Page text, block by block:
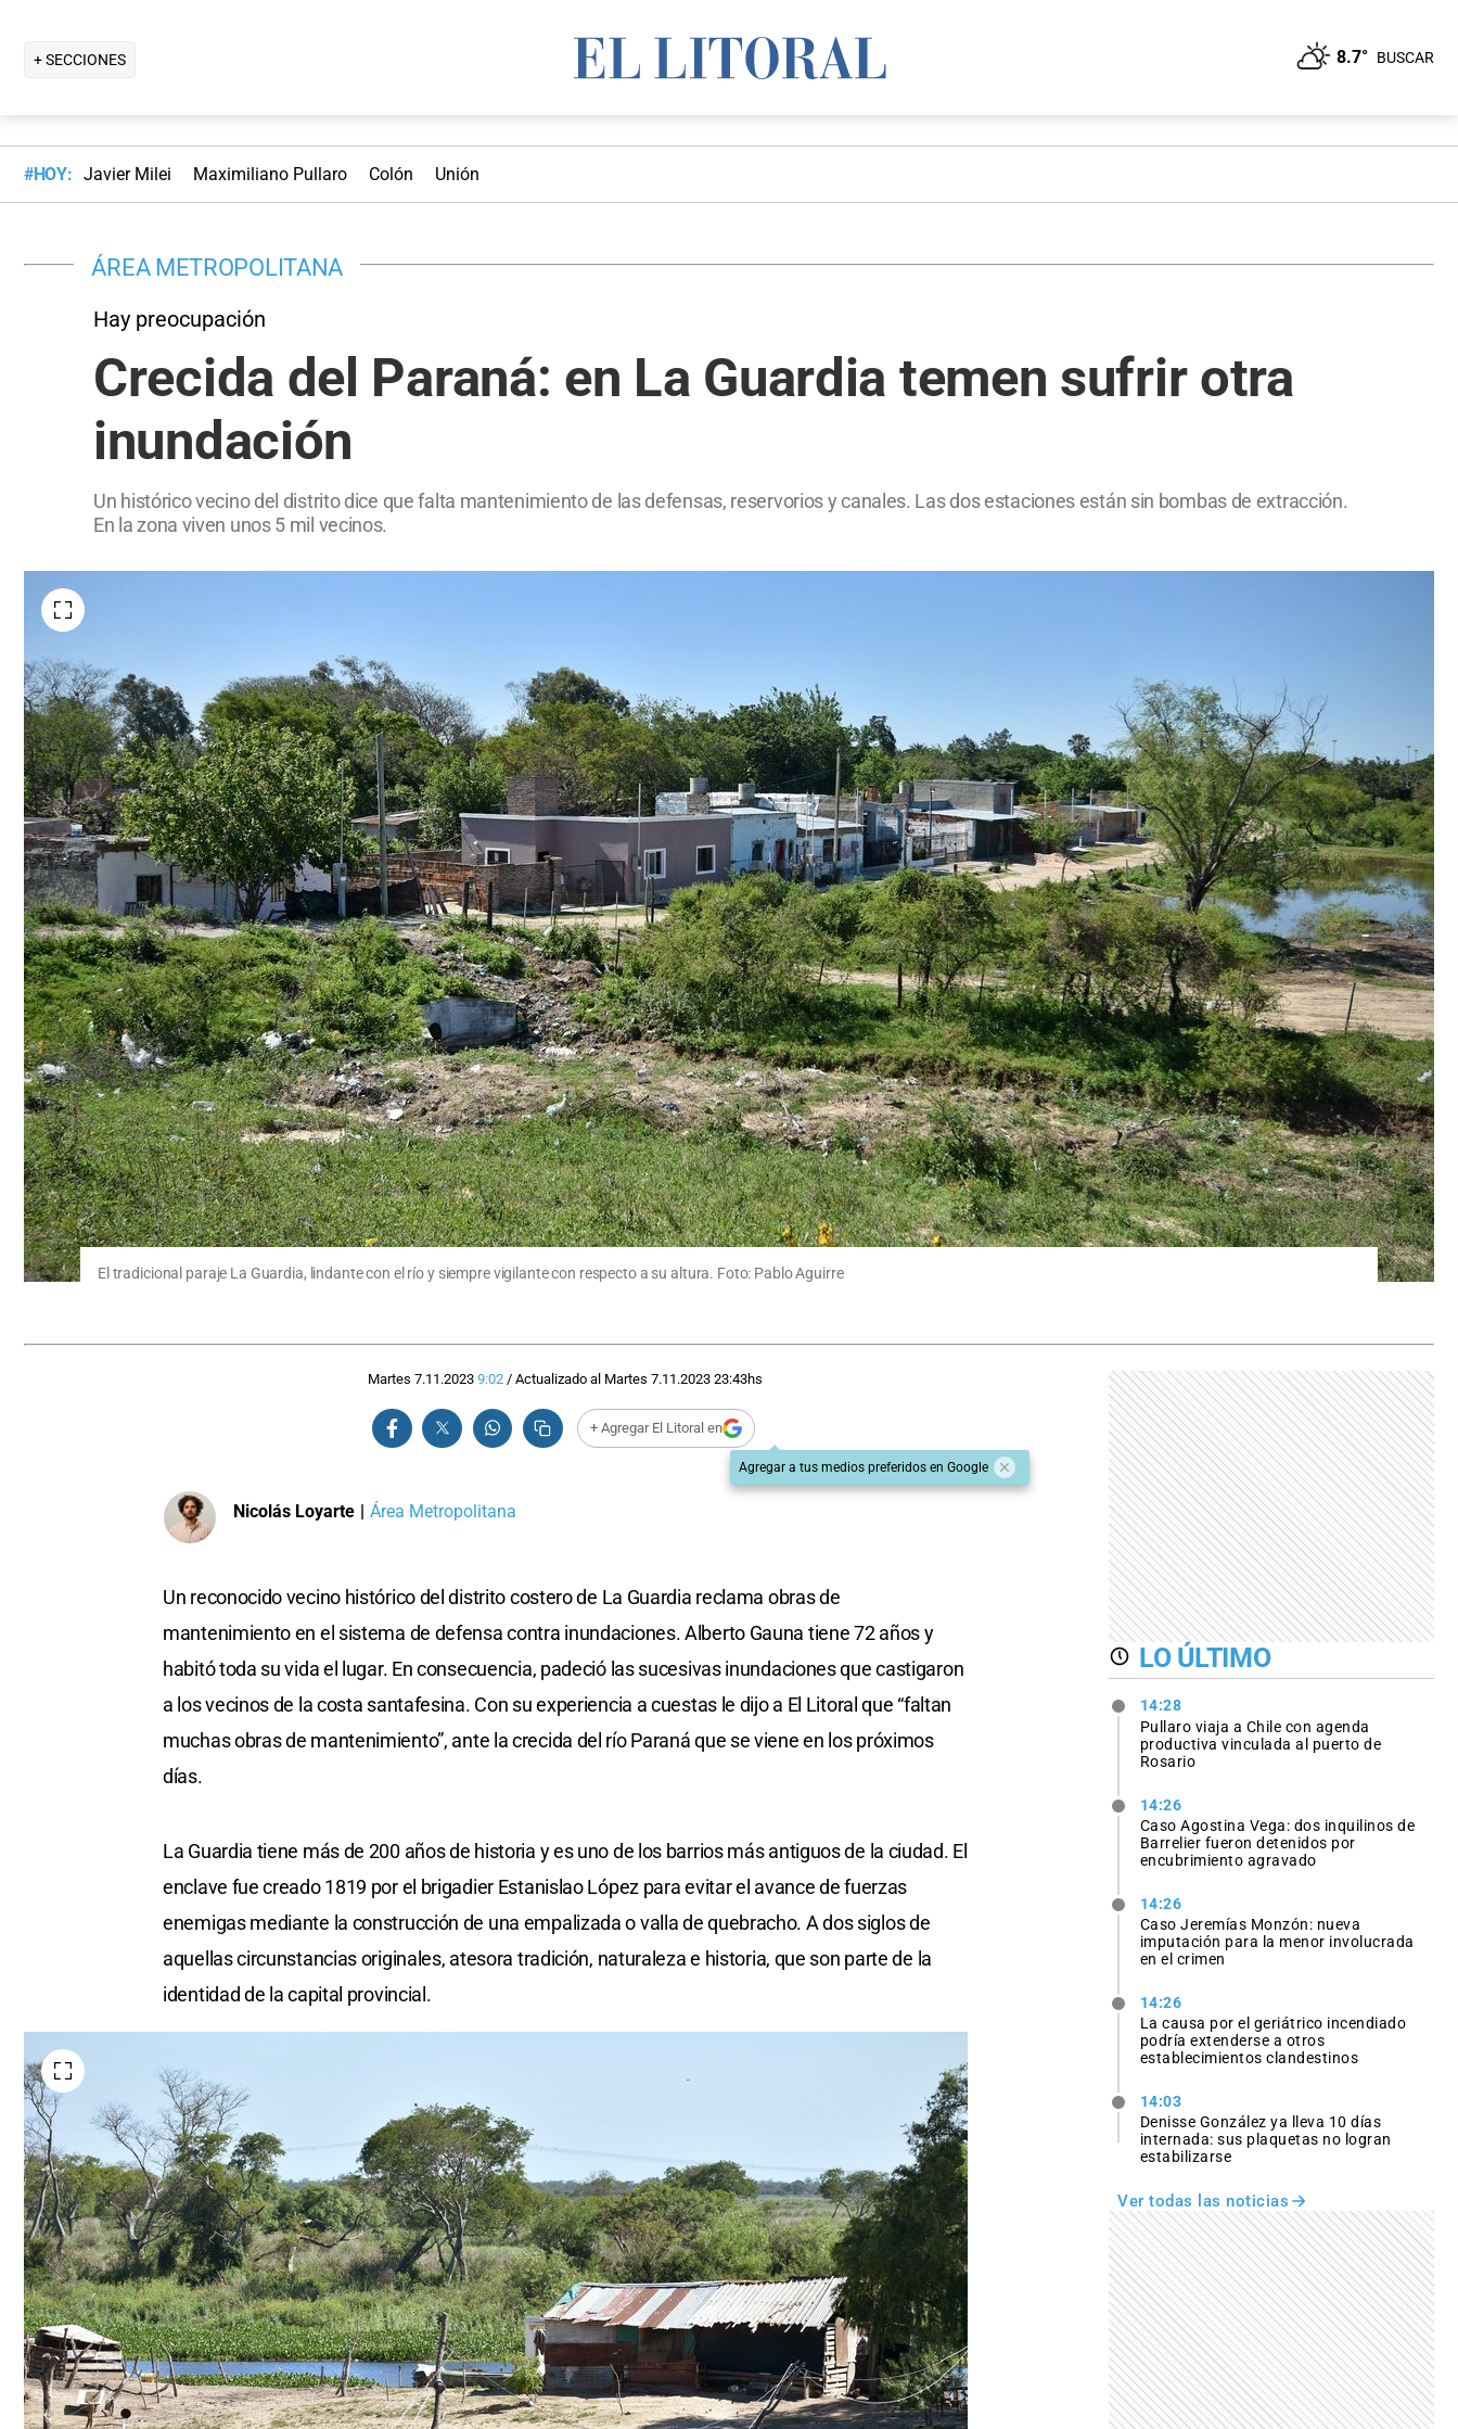
+ SECCIONES 8.7° BUSCAR
#HOY: Javier Milei Maximiliano Pullaro Colón Unión
ÁREA METROPOLITANA
Hay preocupación
Crecida del Paraná: en La Guardia temen sufrir otra
inundación
Un histórico vecino del distrito dice que falta mantenimiento de las defensas, reservorios y canales. Las dos estaciones están sin bombas de extracción.
En la zona viven unos 5 mil vecinos.
El tradicional paraje La Guardia, lindante con el río y siempre vigilante con respecto a su altura. Foto: Pablo Aguirre
Martes 7.11.2023 9:02 / Actualizado al Martes 7.11.2023 23:43hs
+ Agregar El Litoral en
Agregar a tus medios preferidos en Google
Nicolás Loyarte | Área Metropolitana
Un reconocido vecino histórico del distrito costero de La Guardia reclama obras de
mantenimiento en el sistema de defensa contra inundaciones. Alberto Gauna tiene 72 años y
habitó toda su vida el lugar. En consecuencia, padeció las sucesivas inundaciones que castigaron
a los vecinos de la costa santafesina. Con su experiencia a cuestas le dijo a El Litoral que “faltan
muchas obras de mantenimiento”, ante la crecida del río Paraná que se viene en los próximos
días.
La Guardia tiene más de 200 años de historia y es uno de los barrios más antiguos de la ciudad. El
enclave fue creado 1819 por el brigadier Estanislao López para evitar el avance de fuerzas
enemigas mediante la construcción de una empalizada o valla de quebracho. A dos siglos de
aquellas circunstancias originales, atesora tradición, naturaleza e historia, que son parte de la
identidad de la capital provincial.
LO ÚLTIMO
14:28
Pullaro viaja a Chile con agenda
productiva vinculada al puerto de
Rosario
14:26
Caso Agostina Vega: dos inquilinos de
Barrelier fueron detenidos por
encubrimiento agravado
14:26
Caso Jeremías Monzón: nueva
imputación para la menor involucrada
en el crimen
14:26
La causa por el geriátrico incendiado
podría extenderse a otros
establecimientos clandestinos
14:03
Denisse González ya lleva 10 días
internada: sus plaquetas no logran
estabilizarse
Ver todas las noticias